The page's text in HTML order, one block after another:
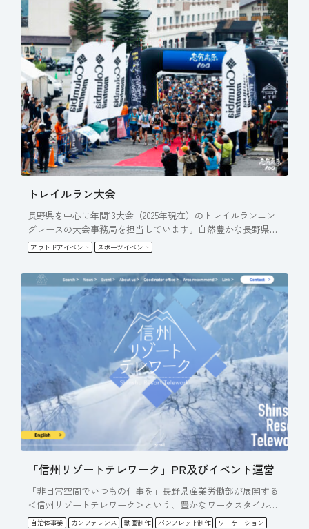
トレイルラン大会
長野県を中心に年間13大会（2025年現在）のトレイルランニン
グレースの大会事務局を担当しています。自然豊かな長野県の
フ…
アウトドアイベント スポーツイベント
「信州リゾートテレワーク」PR及びイベント運営
「非日常空間でいつもの仕事を」長野県産業労働部が展開する
＜信州リゾートテレワーク＞という、豊かなワークスタイルの
コンセプ…
自治体事業 カンファレンス 動画制作 パンフレット制作
ワーケーション